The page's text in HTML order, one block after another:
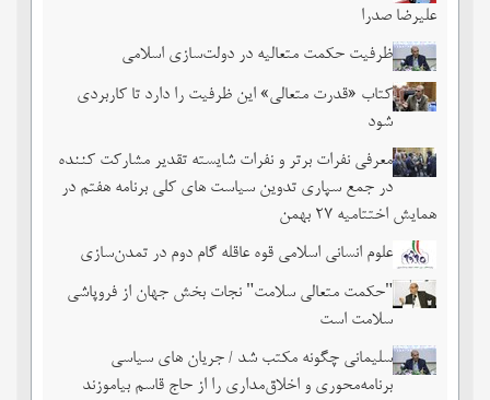
علیرضا صدرا
ظرفیت حکمت متعالیه در دولت‌سازی اسلامی
کتاب «قدرت متعالی» این ظرفیت را دارد تا کاربردی
شود
معرفی نفرات برتر و نفرات شایسته تقدیر مشارکت کننده
در جمع سپاری تدوین سیاست های کلی برنامه هفتم در
همایش اختتامیه ۲۷ بهمن
علوم انسانی اسلامی قوه عاقله گام دوم در تمدن‌سازی
"حکمت متعالی سلامت" نجات بخش جهان از فروپاشی
سلامت است
سلیمانی چگونه مکتب شد / جریان های سیاسی
برنامه‌محوری و اخلاق‌مداری را از حاج قاسم بیاموزند